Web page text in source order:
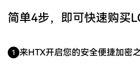
简单4步，即可快速购买
1 来HTX开启您的安全便捷加密